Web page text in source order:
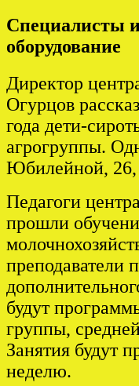
Специалисты
оборудование
Директор
Огурцов
года дети-
агрогруппы.
Юбилейной, 26,
Педагоги
прошли
преподаватели
будут
группы,
Занятия будут
неделю.